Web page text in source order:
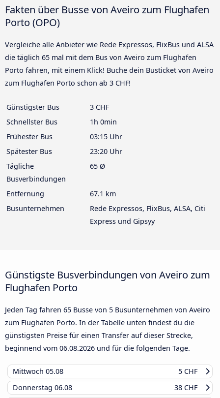
Fakten über Busse von Aveiro zum Flughafen
Porto (OPO)
Vergleiche alle Anbieter wie Rede Expressos, FlixBus und ALSA
die täglich 65 mal mit dem Bus von Aveiro zum Flughafen
Porto fahren, mit einem Klick! Buche dein Busticket von Aveiro
zum Flughafen Porto schon ab 3 CHF!
Günstigster Bus
3 CHF
Schnellster Bus
1h 0min
Frühester Bus
03:15 Uhr
Spätester Bus
23:20 Uhr
Tägliche
Busverbindungen
65 Ø
Entfernung
67.1 km
Busunternehmen
Rede Expressos, FlixBus, ALSA, Citi
Express und Gipsyy
Günstigste Busverbindungen von Aveiro zum
Flughafen Porto
Jeden Tag fahren 65 Busse von 5 Busunternehmen von Aveiro
zum Flughafen Porto. In der Tabelle unten findest du die
günstigsten Preise für einen Transfer auf dieser Strecke,
beginnend vom 06.08.2026 und für die folgenden Tage.
Mittwoch 05.08
5 CHF
Donnerstag 06.08
38 CHF